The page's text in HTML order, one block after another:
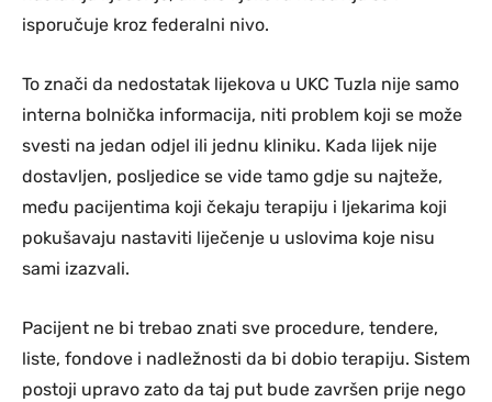
isporučuje kroz federalni nivo.
To znači da nedostatak lijekova u UKC Tuzla nije samo
interna bolnička informacija, niti problem koji se može
svesti na jedan odjel ili jednu kliniku. Kada lijek nije
dostavljen, posljedice se vide tamo gdje su najteže,
među pacijentima koji čekaju terapiju i ljekarima koji
pokušavaju nastaviti liječenje u uslovima koje nisu
sami izazvali.
Pacijent ne bi trebao znati sve procedure, tendere,
liste, fondove i nadležnosti da bi dobio terapiju. Sistem
postoji upravo zato da taj put bude završen prije nego